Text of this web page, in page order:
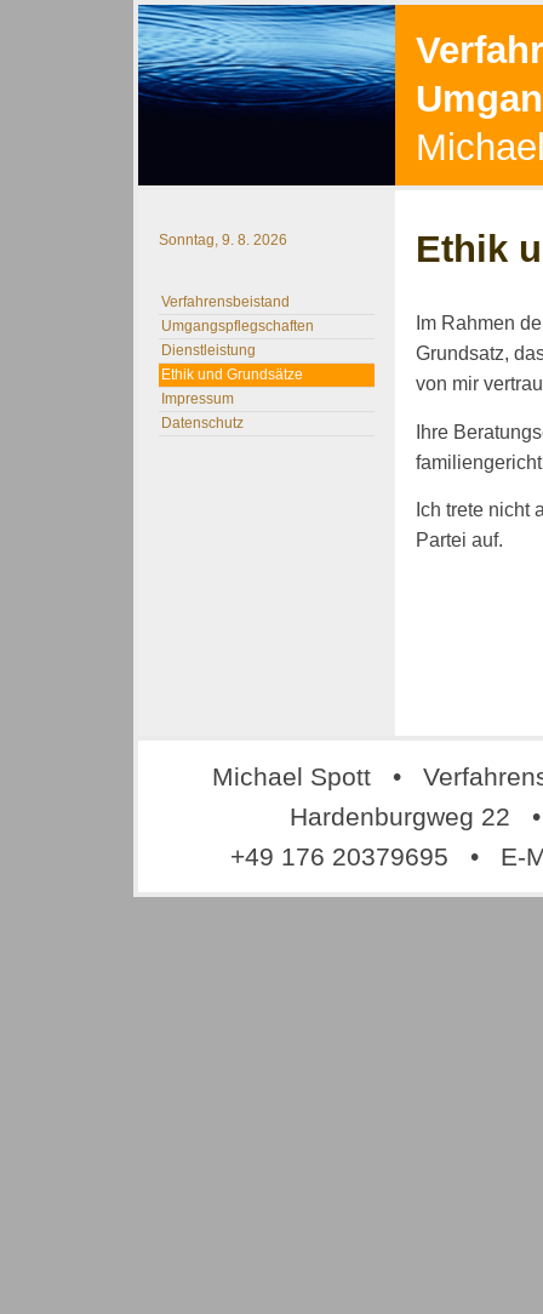
Sonntag, 9. 8. 2026
Verfahrensbeistand
Umgangspflegschaften
Dienstleistung
Ethik und Grundsätze
Impressum
Datenschutz
Ethik
Im Rahmen
Grundsatz,
von mir
Ihre
Ich trete nicht
Partei auf.
Michael Spott •
Hardenburgweg 22
+49 176 20379695 • E-